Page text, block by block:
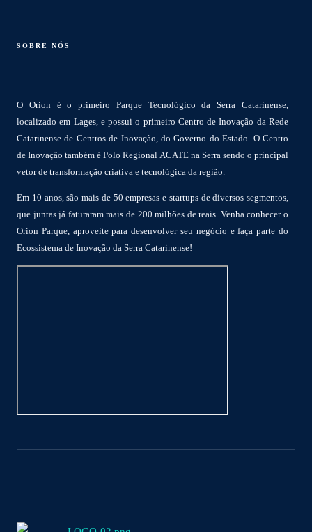
SOBRE NÓS
O Orion é o primeiro Parque Tecnológico da Serra Catarinense,
localizado em Lages, e possui o primeiro Centro de Inovação da Rede
Catarinense de Centros de Inovação, do Governo do Estado. O Centro
de Inovação também é Polo Regional ACATE na Serra sendo o principal
vetor de transformação criativa e tecnológica da região.
Em 10 anos, são mais de 50 empresas e startups de diversos segmentos,
que juntas já faturaram mais de 200 milhões de reais. Venha conhecer o
Orion Parque, aproveite para desenvolver seu negócio e faça parte do
Ecossistema de Inovação da Serra Catarinense!